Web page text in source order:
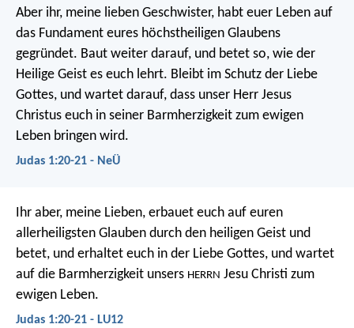
Aber ihr, meine lieben Geschwister, habt euer Leben auf
das Fundament eures höchstheiligen Glaubens
gegründet. Baut weiter darauf, und betet so, wie der
Heilige Geist es euch lehrt. Bleibt im Schutz der Liebe
Gottes, und wartet darauf, dass unser Herr Jesus
Christus euch in seiner Barmherzigkeit zum ewigen
Leben bringen wird.
Judas 1:20-21 - NeÜ
Ihr aber, meine Lieben, erbauet euch auf euren
allerheiligsten Glauben durch den heiligen Geist und
betet, und erhaltet euch in der Liebe Gottes, und wartet
auf die Barmherzigkeit unsers HERRN Jesu Christi zum
ewigen Leben.
Judas 1:20-21 - LU12